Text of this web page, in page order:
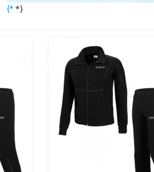
{* *}